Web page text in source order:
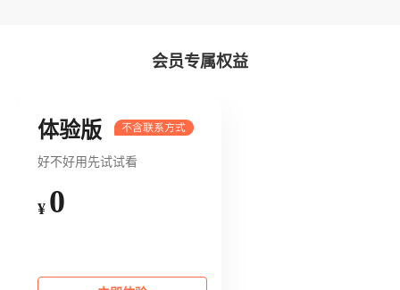
会员专属权益
体验版
好不好用先试试看
¥ 0